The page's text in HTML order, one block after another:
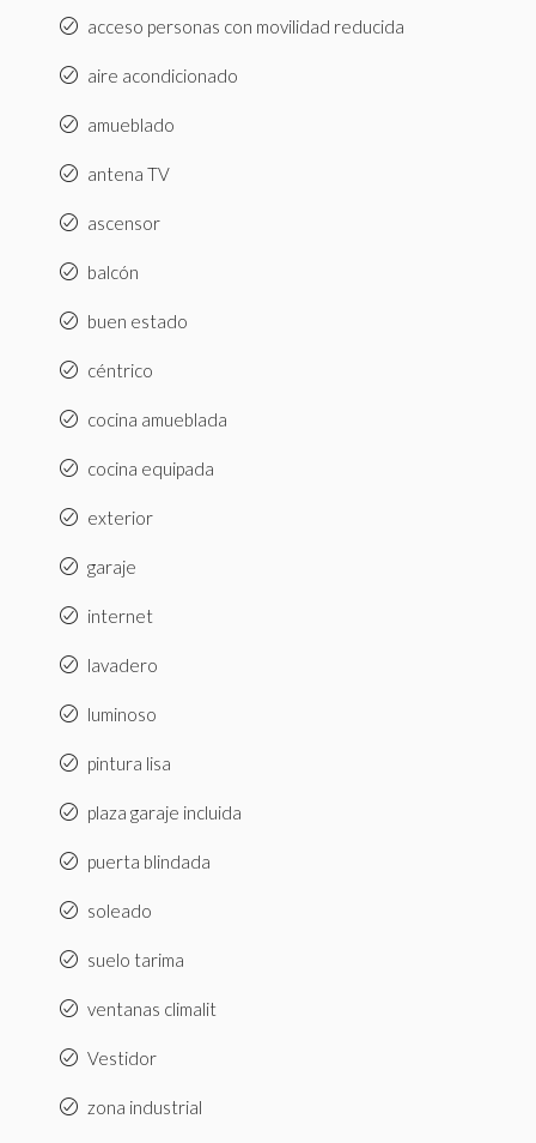
acceso personas con movilidad reducida
aire acondicionado
amueblado
antena TV
ascensor
balcón
buen estado
céntrico
cocina amueblada
cocina equipada
exterior
garaje
internet
lavadero
luminoso
pintura lisa
plaza garaje incluida
puerta blindada
soleado
suelo tarima
ventanas climalit
Vestidor
zona industrial